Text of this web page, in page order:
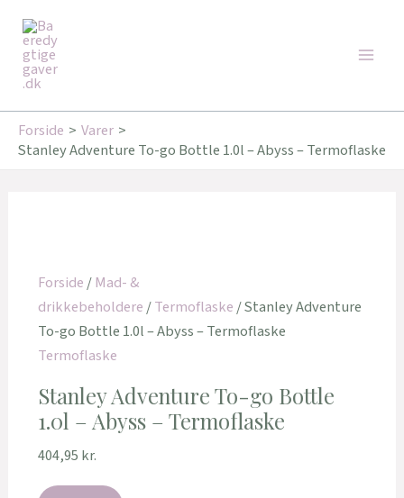
indholdet
Forside
Varer
Stanley Adventure To-go Bottle 1.0l – Abyss – Termoflaske
Forside/Mad- &
drikkebeholdere/Termoflaske/ Stanley Adventure
To-go Bottle 1.0l – Abyss – Termoflaske
Termoflaske
Stanley Adventure To-go Bottle
1.0l – Abyss – Termoflaske
404,95 kr.
Tilbud!
Tilbud!
259,95 kr..187,00 kr..
Tilbud!
Tilbud!
199,00 kr..159,20 kr..
Tilbud!
Tilbud!
179,95 kr..162,00 kr..